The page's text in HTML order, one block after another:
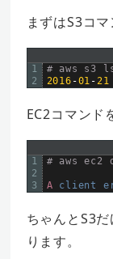
まずはS3コマ
1
2
# aws s3
2016 -01 -21
EC2コマンド
1
2
3
# aws ec2
A client
ちゃんとS3
ります。